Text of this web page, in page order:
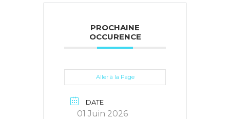
PROCHAINE
OCCURENCE
Aller à la Page
DATE
01 Juin 2026